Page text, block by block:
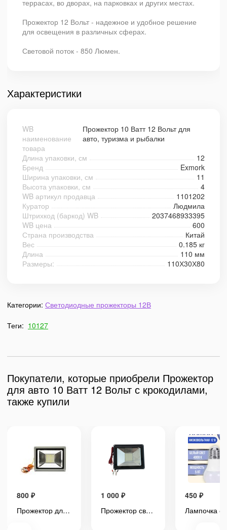
террасах, во дворах, на парковках и других местах.
Прожектор 12 Вольт - надежное и удобное решение
для освещения в различных сферах.
Световой поток - 850 Люмен.
Характеристики
WB
наименование
товара
Прожектор 10 Ватт 12 Вольт для
авто, туризма и рыбалки
Длина упаковки, см
12
Бренд
Exmork
Ширина упаковки, см
11
Высота упаковки, см
4
WB артикул продавца
1101202
Куратор
Людмила
Штрихкод (баркод) WB
2037468933395
WB цена
600
Страна производства
Китай
Вес
0.185 кг
Длина
110 мм
Размеры:
110Х30Х80
Категории: Светодиодные прожекторы 12В
Теги: 10127
Покупатели, которые приобрели Прожектор
для авто 10 Ватт 12 Вольт с крокодилами,
также купили
800 ₽
Прожектор для авто 12 Вольт 20 Ватт
1 000 ₽
Прожектор светодиодный аккумуляторный 30 Ватт 12 Вольт, с крокодилами
450 ₽